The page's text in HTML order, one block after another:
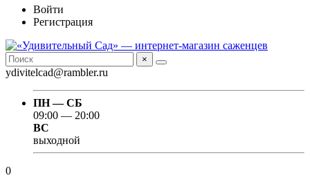
Войти
Регистрация
×
ydivitelcad@rambler.ru
ПН — СБ
09:00 — 20:00
ВС
выходной
0